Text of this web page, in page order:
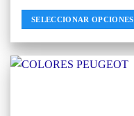
SELECCIONAR OPCIONES